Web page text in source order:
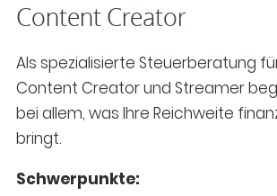
Content Creator
Als spezialisierte Steuerberatung
Content Creator und Streamer
bei allem, was Ihre Reichweite
bringt.
Schwerpunkte: